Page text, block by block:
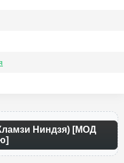
Ниндзя) [МОД